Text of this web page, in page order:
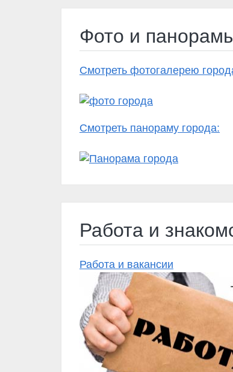
Фото и
Смотреть фотогалерею
Смотреть панораму города:
Работа и
Работа и вакансии